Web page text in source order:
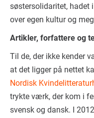
søstersolidaritet, hadet
over egen kultur og
Artikler, forfattere og
Til de, der ikke kender
at det ligger på nettet
Nordisk
trykte værk, der kom i
svensk og dansk. I